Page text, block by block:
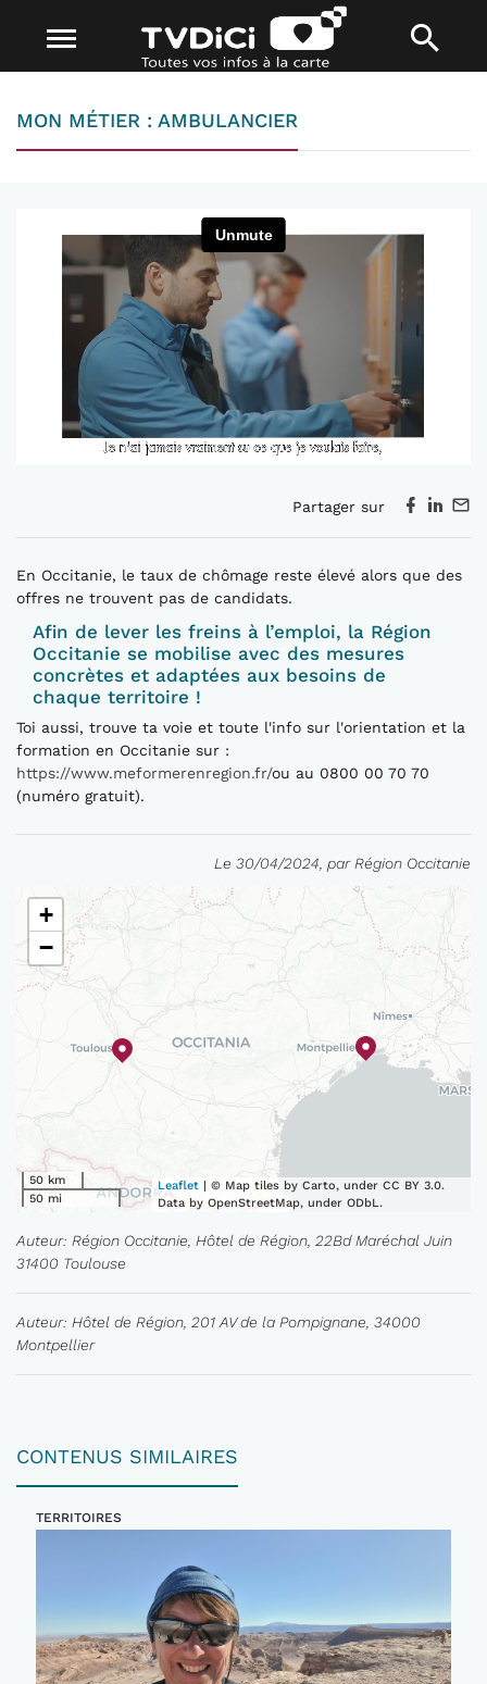
MON MÉTIER : AMBULANCIER
Partager sur
En Occitanie, le taux de chômage reste élevé alors que des
offres ne trouvent pas de candidats.
Afin de lever les freins à l’emploi, la Région
Occitanie se mobilise avec des mesures
concrètes et adaptées aux besoins de
chaque territoire !
Toi aussi, trouve ta voie et toute l'info sur l'orientation et la
formation en Occitanie sur :
https://www.meformerenregion.fr/ou au 0800 00 70 70
(numéro gratuit).
Le 30/04/2024, par Région Occitanie
+
−
50 km
50 mi
Leaflet | © Map tiles by Carto, under CC BY 3.0.
Data by OpenStreetMap, under ODbL.
Auteur: Région Occitanie, Hôtel de Région, 22Bd Maréchal Juin
31400 Toulouse
Auteur: Hôtel de Région, 201 AV de la Pompignane, 34000
Montpellier
CONTENUS SIMILAIRES
TERRITOIRES